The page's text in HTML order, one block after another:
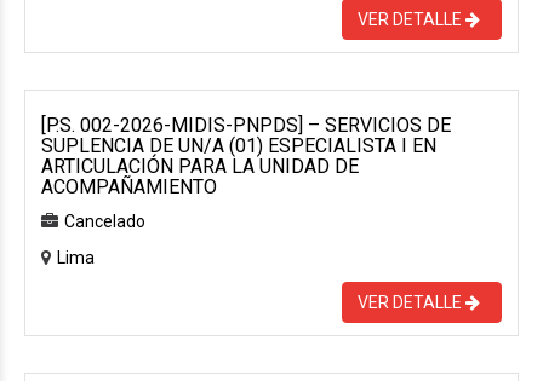
VER DETALLE
[P.S. 002-2026-MIDIS-PNPDS] – SERVICIOS DE
SUPLENCIA DE UN/A (01) ESPECIALISTA I EN
ARTICULACIÓN PARA LA UNIDAD DE
ACOMPAÑAMIENTO
Cancelado
Lima
VER DETALLE